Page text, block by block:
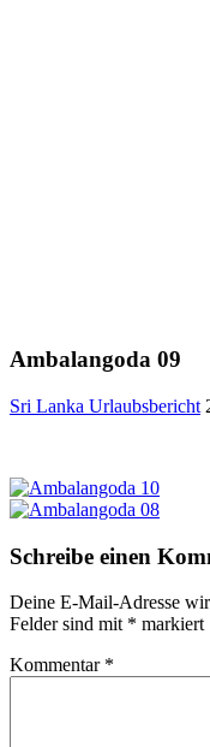
Ambalangoda 09
Sri Lanka Urlaubsbericht
Schreibe einen
Deine E-Mail-Adresse
Felder sind mit * markiert
Kommentar *